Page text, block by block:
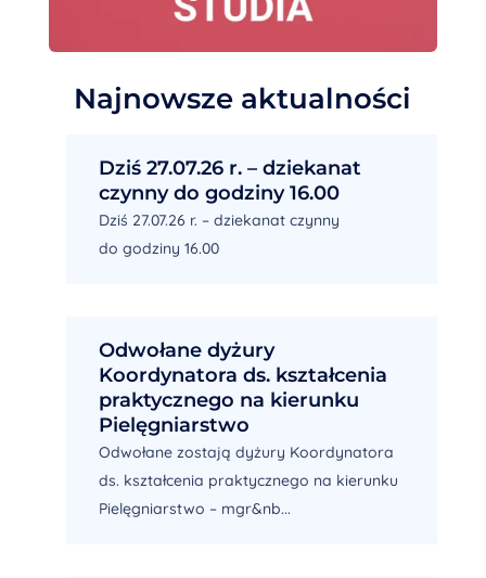
Najnowsze aktualności
Dziś 27.07.26 r. – dziekanat
czynny do godziny 16.00
Dziś 27.07.26 r. – dziekanat czynny
do godziny 16.00
Odwołane dyżury
Koordynatora ds. kształcenia
praktycznego na kierunku
Pielęgniarstwo
Odwołane zostają dyżury Koordynatora
ds. kształcenia praktycznego na kierunku
Pielęgniarstwo – mgr&nb...